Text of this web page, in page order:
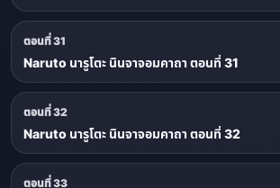
ตอนที่ 31
Naruto นารูโตะ นินจาจอมคาถา ตอนที่ 31
ตอนที่ 32
Naruto นารูโตะ นินจาจอมคาถา ตอนที่ 32
ตอนที่ 33